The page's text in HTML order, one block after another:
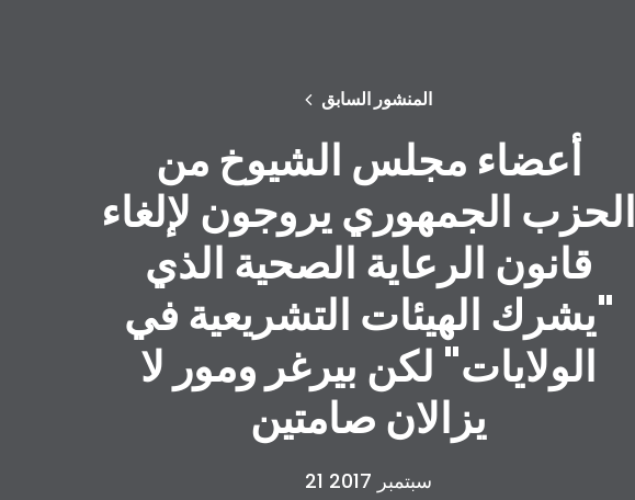
المنشور السابق
أعضاء مجلس الشيوخ من
الحزب الجمهوري يروجون لإلغاء
قانون الرعاية الصحية الذي
"يشرك الهيئات التشريعية في
الولايات" لكن بيرغر ومور لا
يزالان صامتين
21 سبتمبر 2017